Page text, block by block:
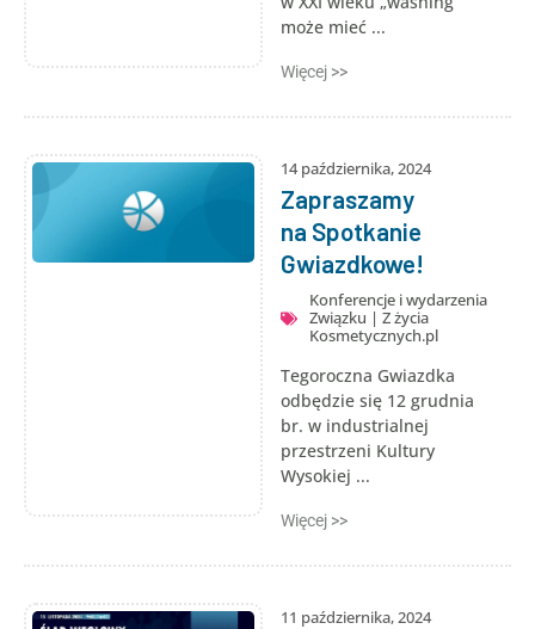
może mieć ...
Więcej >>
14 października, 2024
Zapraszamy
na Spotkanie
Gwiazdkowe!
Konferencje i wydarzenia
Związku | Z życia
Kosmetycznych.pl
Tegoroczna Gwiazdka
odbędzie się 12 grudnia
br. w industrialnej
przestrzeni Kultury
Wysokiej ...
Więcej >>
11 października, 2024